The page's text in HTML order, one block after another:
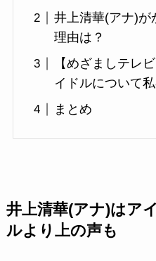
井上清華(アナ)が
理由は？
【めざましテレ
イドルについて
まとめ
井上清華(アナ)はア
ルより上の声も